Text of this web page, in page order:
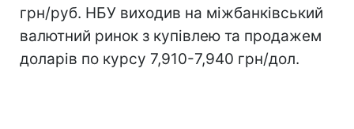
грн/руб. НБУ виходив на міжбанківський
валютний ринок з купівлею та продажем
доларів по курсу 7,910-7,940 грн/дол.